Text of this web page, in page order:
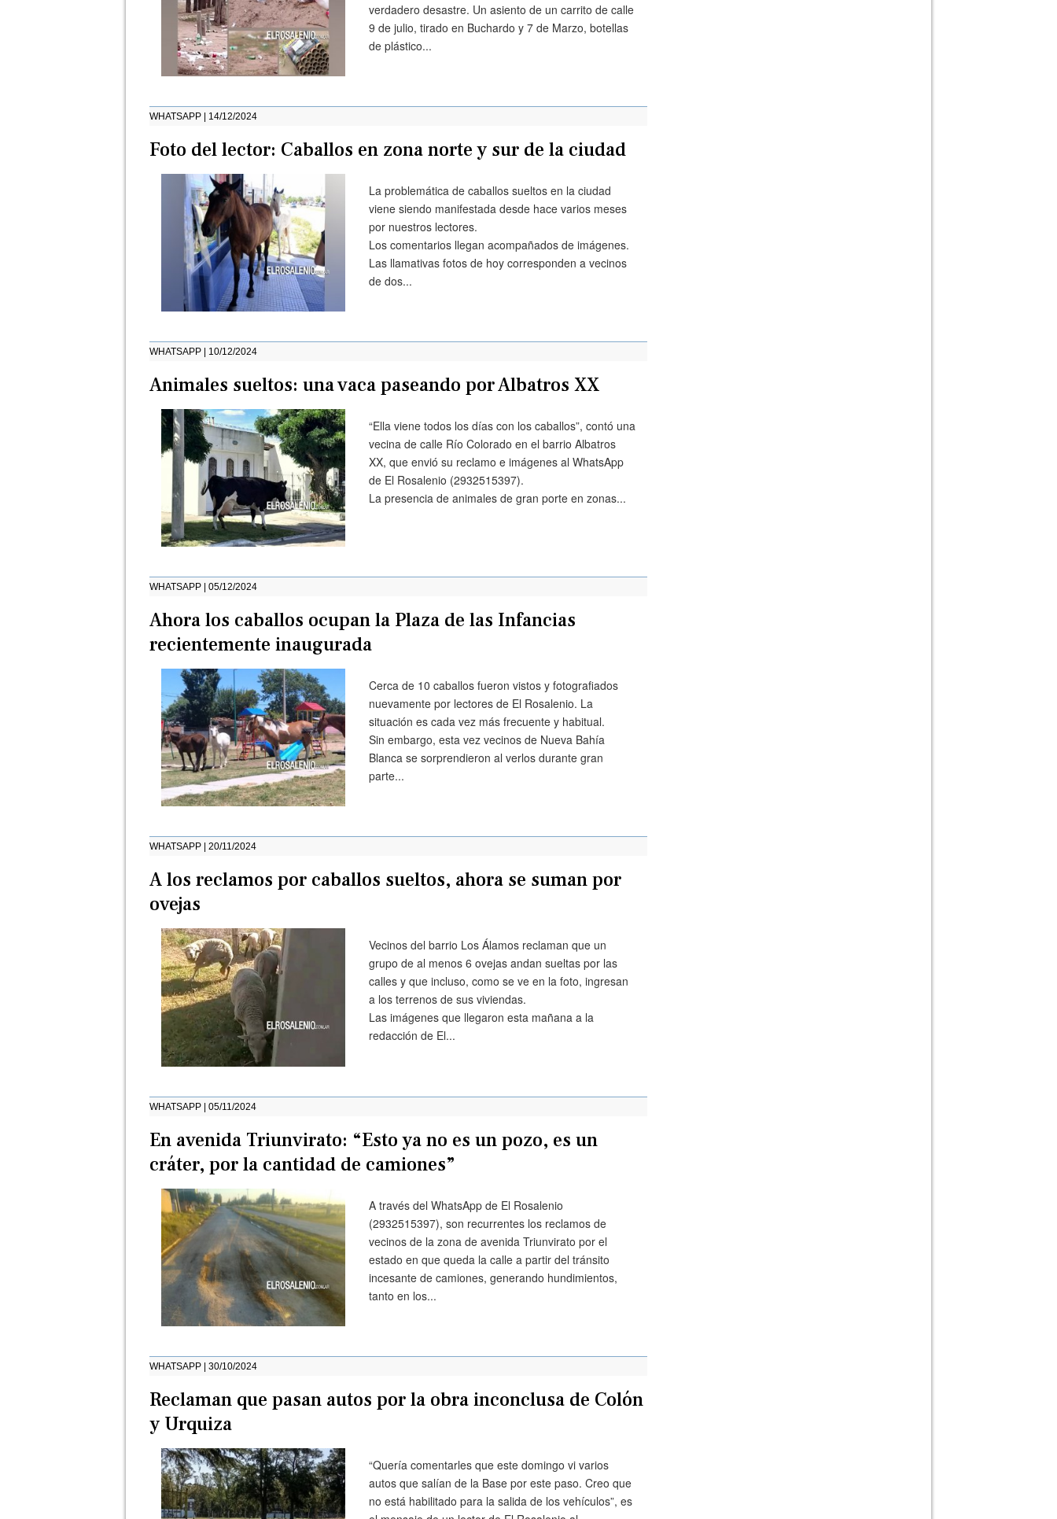
verdadero desastre. Un asiento de un carrito de calle
9 de julio, tirado en Buchardo y 7 de Marzo, botellas
de plástico...
WHATSAPP | 14/12/2024
Foto del lector: Caballos en zona norte y sur de la ciudad
La problemática de caballos sueltos en la ciudad
viene siendo manifestada desde hace varios meses
por nuestros lectores.
Los comentarios llegan acompañados de imágenes.
Las llamativas fotos de hoy corresponden a vecinos
de dos...
WHATSAPP | 10/12/2024
Animales sueltos: una vaca paseando por Albatros XX
“Ella viene todos los días con los caballos”, contó una
vecina de calle Río Colorado en el barrio Albatros
XX, que envió su reclamo e imágenes al WhatsApp
de El Rosalenio (2932515397).
La presencia de animales de gran porte en zonas...
WHATSAPP | 05/12/2024
Ahora los caballos ocupan la Plaza de las Infancias
recientemente inaugurada
Cerca de 10 caballos fueron vistos y fotografiados
nuevamente por lectores de El Rosalenio. La
situación es cada vez más frecuente y habitual.
Sin embargo, esta vez vecinos de Nueva Bahía
Blanca se sorprendieron al verlos durante gran
parte...
WHATSAPP | 20/11/2024
A los reclamos por caballos sueltos, ahora se suman por
ovejas
Vecinos del barrio Los Álamos reclaman que un
grupo de al menos 6 ovejas andan sueltas por las
calles y que incluso, como se ve en la foto, ingresan
a los terrenos de sus viviendas.
Las imágenes que llegaron esta mañana a la
redacción de El...
WHATSAPP | 05/11/2024
En avenida Triunvirato: “Esto ya no es un pozo, es un
cráter, por la cantidad de camiones”
A través del WhatsApp de El Rosalenio
(2932515397), son recurrentes los reclamos de
vecinos de la zona de avenida Triunvirato por el
estado en que queda la calle a partir del tránsito
incesante de camiones, generando hundimientos,
tanto en los...
WHATSAPP | 30/10/2024
Reclaman que pasan autos por la obra inconclusa de Colón
y Urquiza
“Quería comentarles que este domingo vi varios
autos que salían de la Base por este paso. Creo que
no está habilitado para la salida de los vehículos”, es